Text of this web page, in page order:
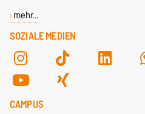
SOZIALE MEDIEN
mehr…
CAMPUS